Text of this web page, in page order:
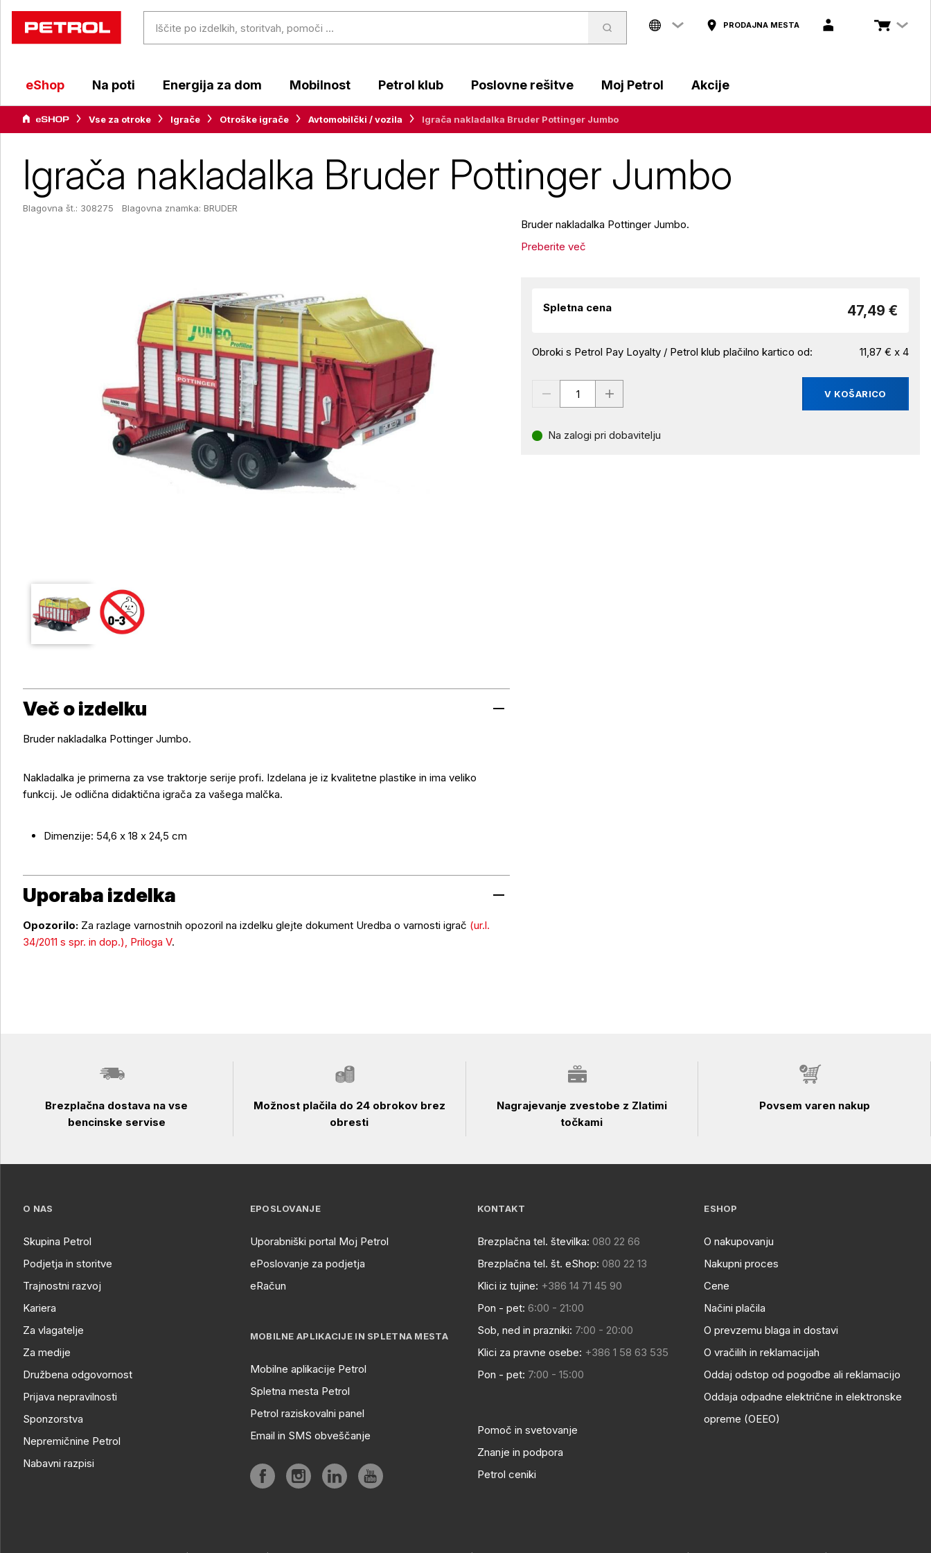
PRODAJNA MESTA
eShop Na poti Energija za dom Mobilnost Petrol klub Poslovne rešitve Moj Petrol Akcije
Vse za otroke Igrače Otroške igrače Avtomobilčki / vozila Igrača nakladalka Bruder Pottinger Jumbo
Igrača nakladalka Bruder Pottinger Jumbo
Blagovna št.: 308275 Blagovna znamka: BRUDER
Bruder nakladalka Pottinger Jumbo.
Preberite več
Spletna cena 47,49 €
Obroki s Petrol Pay Loyalty / Petrol klub plačilno kartico od: 11,87 € x 4
V KOŠARICO
Na zalogi pri dobavitelju
Več o izdelku
Več o izdelku
Bruder nakladalka Pottinger Jumbo.
Nakladalka je primerna za vse traktorje serije profi. Izdelana je iz kvalitetne plastike in ima veliko
funkcij. Je odlična didaktična igrača za vašega malčka.
Dimenzije: 54,6 x 18 x 24,5 cm
Uporaba izdelka
Uporaba izdelka
Opozorilo: Za razlage varnostnih opozoril na izdelku glejte dokument Uredba o varnosti igrač (ur.l.
34/2011 s spr. in dop.), Priloga V.
Brezplačna dostava na vse
bencinske servise
Možnost plačila do 24 obrokov brez
obresti
Nagrajevanje zvestobe z Zlatimi
točkami
Povsem varen nakup
O NAS
Skupina Petrol
Podjetja in storitve
Trajnostni razvoj
Kariera
Za vlagatelje
Za medije
Družbena odgovornost
Prijava nepravilnosti
Sponzorstva
Nepremičnine Petrol
Nabavni razpisi
EPOSLOVANJE
Uporabniški portal Moj Petrol
ePoslovanje za podjetja
eRačun
MOBILNE APLIKACIJE IN SPLETNA MESTA
Mobilne aplikacije Petrol
Spletna mesta Petrol
Petrol raziskovalni panel
Email in SMS obveščanje
KONTAKT
Brezplačna tel. številka: 080 22 66
Brezplačna tel. št. eShop: 080 22 13
Klici iz tujine: +386 14 71 45 90
Pon - pet: 6:00 - 21:00
Sob, ned in prazniki: 7:00 - 20:00
Klici za pravne osebe: +386 1 58 63 535
Pon - pet: 7:00 - 15:00
Pomoč in svetovanje
Znanje in podpora
Petrol ceniki
ESHOP
O nakupovanju
Nakupni proces
Cene
Načini plačila
O prevzemu blaga in dostavi
O vračilih in reklamacijah
Oddaj odstop od pogodbe ali reklamacijo
Oddaja odpadne električne in elektronske
opreme (OEEO)